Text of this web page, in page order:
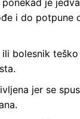
je
i do potpune
ili bolesnik
jer se